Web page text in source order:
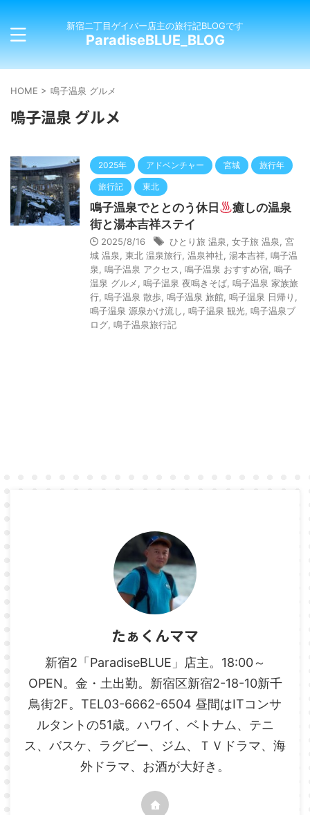
新宿二丁目ゲイバー店主の旅行記BLOGです
ParadiseBLUE_BLOG
HOME > 鳴子温泉 グルメ
鳴子温泉 グルメ
2025年 アドベンチャー 宮城 旅行年
旅行記 東北
鳴子温泉でととのう休日
癒しの温泉
街と湯本吉祥ステイ
2025/8/16 ひとり旅 温泉 女子旅 温泉
宮
城 温泉
東北 温泉旅行 温泉神社 湯本吉祥 鳴子温
泉
鳴子温泉 アクセス 鳴子温泉 おすすめ宿 鳴子
温泉 グルメ
鳴子温泉 夜鳴きそば 鳴子温泉 家族旅
行 鳴子温泉 散歩 鳴子温泉 旅館 鳴子温泉 日帰り
鳴子温泉 源泉かけ流し
鳴子温泉 観光 鳴子温泉ブ
ログ 鳴子温泉旅行記
たぁくんママ
新宿2「ParadiseBLUE」店主。18:00～
OPEN。金・土出勤。新宿区新宿2-18-10新千
鳥街2F。TEL03-6662-6504 昼間はITコンサ
ルタントの51歳。ハワイ、ベトナム、テニ
ス、バスケ、ラグビー、ジム、ＴＶドラマ、海
外ドラマ、お酒が大好き。